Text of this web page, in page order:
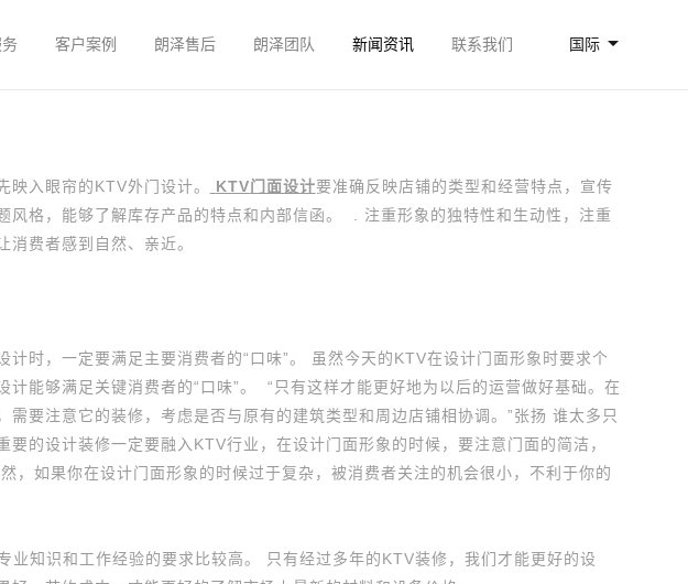
客户案例 朗泽售后 朗泽团队 新闻资讯 联系我们 国际
入眼帘的KTV外门设计。 KTV门面设计要准确反映店铺的类型和经营特点，宣传
风格，能够了解库存产品的特点和内部信函。 . 注重形象的独特性和生动性，注重
消费者感到自然、亲近。
时，一定要满足主要消费者的“口味”。 虽然今天的KTV在设计门面形象时要求个
计能够满足关键消费者的“口味”。 “只有这样才能更好地为以后的运营做好基础。在
需要注意它的装修，考虑是否与原有的建筑类型和周边店铺相协调。”张扬 谁太多只
要的设计装修一定要融入KTV行业，在设计门面形象的时候，要注意门面的简洁，
，如果你在设计门面形象的时候过于复杂，被消费者关注的机会很小，不利于你的
业知识和工作经验的要求比较高。 只有经过多年的KTV装修，我们才能更好的设